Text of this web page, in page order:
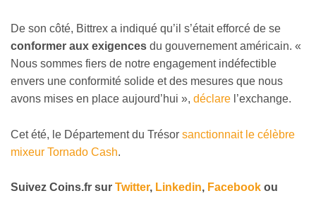
De son côté, Bittrex a indiqué qu’il s’était efforcé de se
conformer aux exigences du gouvernement américain. «
Nous sommes fiers de notre engagement indéfectible
envers une conformité solide et des mesures que nous
avons mises en place aujourd’hui », déclare l’exchange.
Cet été, le Département du Trésor sanctionnait le célèbre
mixeur Tornado Cash.
Suivez Coins.fr sur Twitter, Linkedin, Facebook ou